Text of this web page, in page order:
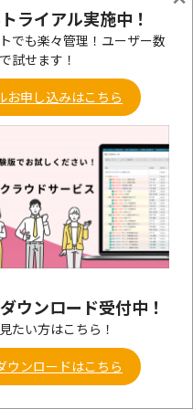
ライアル実施中！
でも楽々管理！ユーザー数
試せます！
お申し込みはこちら
ウンロード受付中！
たい方はこちら！
ウンロードはこちら